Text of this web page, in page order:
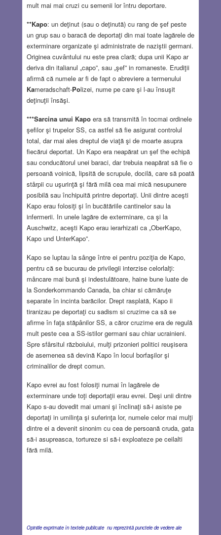
mult mai mai cruzi cu semenii lor întru deportare.
**Kapo: un deţinut (sau o deţinută) cu rang de şef peste
un grup sau o baracă de deportaţi din mai toate lagărele de
exterminare organizate şi administrate de naziştii germani.
Originea cuvântului nu este prea clară; dupa unii Kapo ar
deriva din italianul „capo”, sau „şef” in romaneste. Erudiţii
afirmă că numele ar fi de fapt o abreviere a termenului
Kameradschaft-Polizei, nume pe care şi l-au însuşit
deţinuţii însăşi.
***Sarcina unui Kapoera să transmită în tocmai ordinele
şefilor şi trupelor SS, ca astfel să fie asigurat controlul
total, dar mai ales dreptul de viaţă şi de moarte asupra
fiecărui deportat. Un Kapo era neapărat un şef the echipă
sau conducătorul unei baraci, dar trebuia neapărat să fie o
persoană voinică, lipsită de scrupule, docilă, care să poată
stârpii cu uşurinţă şi fără milă cea mai mică nesupunere
posibilă sau închipuită printre deportaţi. Unii dintre aceşti
Kapo erau folosiţi şi în bucătăriile cantinelor sau la
infermerii. In unele lagăre de exterminare, ca şi la
Auschwitz, aceşti Kapo erau ierarhizati ca „OberKapo,
Kapo und UnterKapo”.
Kapo se luptau la sânge între ei pentru poziţia de Kapo,
pentru că se bucurau de privilegii interzise celorlalţi:
mâncare mai bună şi indestulătoare, haine bune luate de
la Sonderkommando Canada, ba chiar si cămăruţe
separate în incinta barăcilor. Drept rasplată, Kapo ii
tiranizau pe deportaţi cu sadism si cruzime ca să se
afirme în faţa stăpânilor SS, a căror cruzime era de regulă
mult peste cea a SS-istilor germani sau chiar ucrainieni.
Spre sfârsitul războiului, mulţi prizonieri politici reuşisera
de asemenea să devină Kapo în locul borfaşilor şi
criminalilor de drept comun.
Kapo evrei au fost folosiţi numai în lagărele de
exterminare unde toţi deportaţii erau evrei. Deşi unii dintre
Kapo s-au dovedit mai umani şi înclinaţi să-i asiste pe
deportaţi in umilinţa şi suferinţa lor, numele celor mai mulţi
dintre ei a devenit sinonim cu cea de persoană cruda, gata
să-i asupreasca, tortureze si să-i exploateze pe ceilalti
fără milă.
Opiniile exprimate în textele publicate nu reprezintă punctele de vedere ale